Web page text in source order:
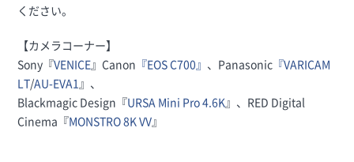
ください。
【カメラコーナー】
Sony『VENICE』Canon 『EOS C700』 、Panasonic 『VARICAM
LT/AU-EVA1』、
Blackmagic Design『URSA Mini Pro 4.6K』、RED Digital
Cinema『MONSTRO 8K VV』